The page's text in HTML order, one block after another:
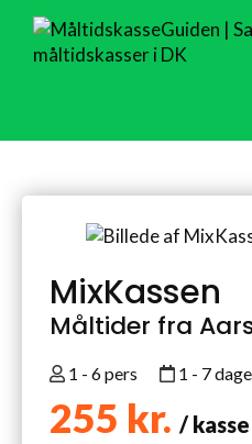
Hop
indhold
MixKassen
Måltider fra
1 - 6 pers 1 - 7
255 kr. / kasse